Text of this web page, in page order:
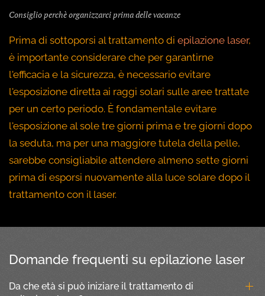
Consiglio perchè organizzarci prima delle vacanze
Prima di sottoporsi al trattamento di epilazione laser,
è importante considerare che per garantirne
l'efficacia e la sicurezza, è necessario evitare
l'esposizione diretta ai raggi solari sulle aree trattate
per un certo periodo. È fondamentale evitare
l'esposizione al sole tre giorni prima e tre giorni dopo
la seduta, ma per una maggiore tutela della pelle,
sarebbe consigliabile attendere almeno sette giorni
prima di esporsi nuovamente alla luce solare dopo il
trattamento con il laser.
Domande frequenti su epilazione laser
Da che età si può iniziare il trattamento di